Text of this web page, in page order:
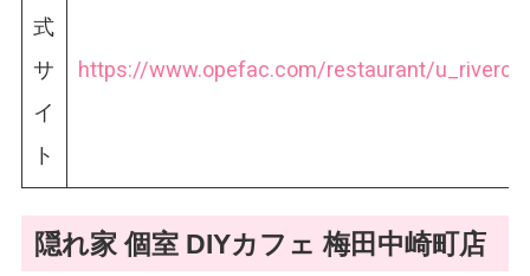
式
サ
イ
ト
https://www.opefac.com/restaurant/
隠れ家 個室 DIYカフェ 梅田中崎町店